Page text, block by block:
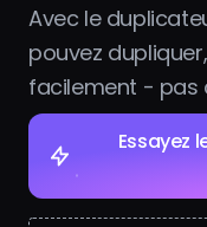
Avec le
pouvez
facilement - pas
Essayez